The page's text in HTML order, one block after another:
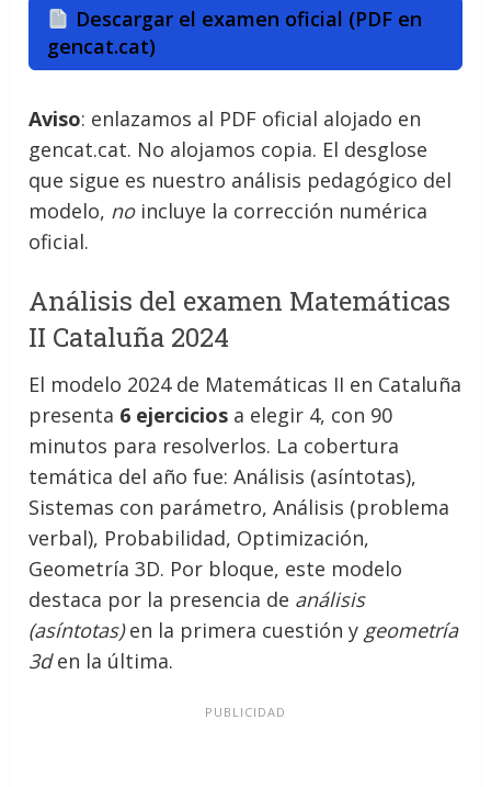
Descargar el examen oficial (PDF en
gencat.cat)
Aviso: enlazamos al PDF oficial alojado en
gencat.cat. No alojamos copia. El desglose
que sigue es nuestro análisis pedagógico del
modelo, noincluye la corrección numérica
oficial.
Análisis del examen Matemáticas
II Cataluña 2024
El modelo 2024 de Matemáticas II en Cataluña
presenta 6 ejercicios a elegir 4, con 90
minutos para resolverlos. La cobertura
temática del año fue: Análisis (asíntotas),
Sistemas con parámetro, Análisis (problema
verbal), Probabilidad, Optimización,
Geometría 3D. Por bloque, este modelo
destaca por la presencia de análisis
(asíntotas)en la primera cuestión y geometría
3den la última.